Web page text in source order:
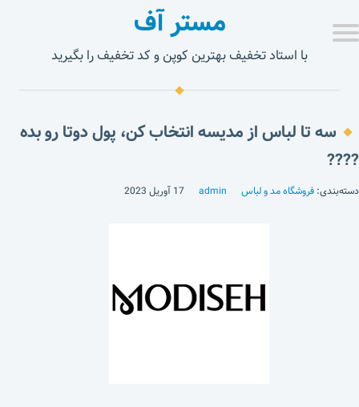
مستر آف
با استاد تخفیف بهترین کوپن و کد تخفیف را بگیرید
سه تا لباس از مدیسه انتخاب کن، پول دوتا رو بده
????
دسته‌بندی: فروشگاه مد و لباس admin 17 آوریل 2023